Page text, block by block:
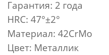
Гарантия: 2 года
HRC: 47°±2°
Материал: 42CrMo
Цвет: Металлик